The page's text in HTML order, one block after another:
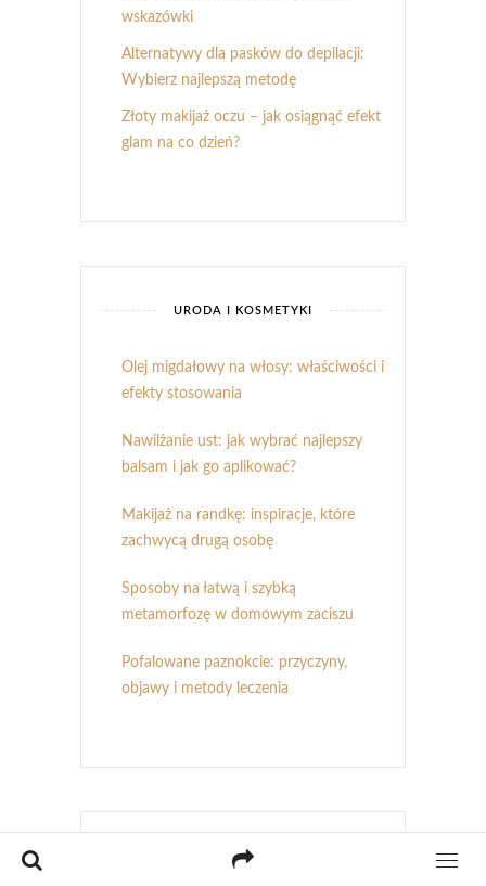
wskazówki
Alternatywy dla pasków do depilacji:
Wybierz najlepszą metodę
Złoty makijaż oczu – jak osiągnąć efekt
glam na co dzień?
URODA I KOSMETYKI
Olej migdałowy na włosy: właściwości i
efekty stosowania
Nawilżanie ust: jak wybrać najlepszy
balsam i jak go aplikować?
Makijaż na randkę: inspiracje, które
zachwycą drugą osobę
Sposoby na łatwą i szybką
metamorfozę w domowym zaciszu
Pofalowane paznokcie: przyczyny,
objawy i metody leczenia
Najnowsze komentarze